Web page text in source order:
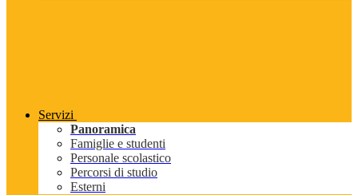
Servizi
Panoramica
Famiglie e studenti
Personale scolastico
Percorsi di studio
Esterni